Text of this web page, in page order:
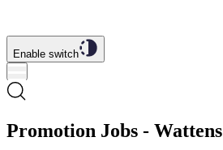
Enable switch
Promotion Jobs - Wattens